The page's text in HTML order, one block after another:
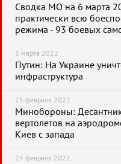
Сводка МО на 6 марта
практически всю
режима - 93 боевых
5 марта 2022
Путин: На Украине
инфраструктура
25 февраля 2022
Минобороны:
вертолетов на
Киев с запада
24 февраля 2022